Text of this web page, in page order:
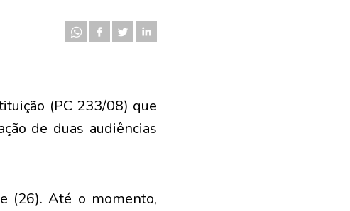
(PC 233/08) que
de duas audiências
(26). Até o momento,